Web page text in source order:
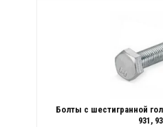
Болты с шестигранной
931,